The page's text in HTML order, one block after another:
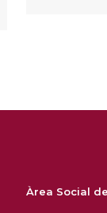
Àrea Social